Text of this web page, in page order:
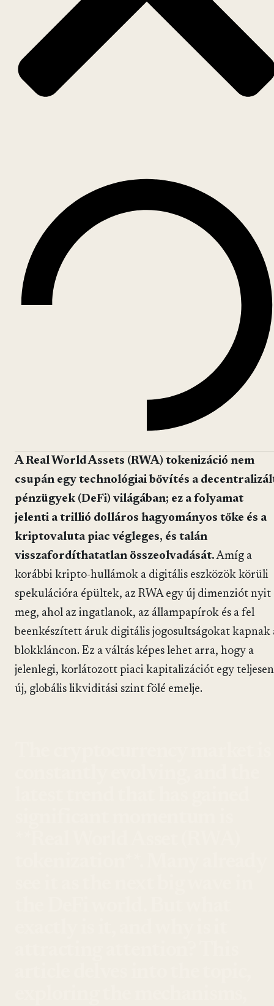
A Real World Assets (RWA) tokenizáció nem
csupán egy technológiai bővítés a
pénzügyek (DeFi) világában; ez a folyamat
jelenti a trillió dolláros hagyományos tőke és a
kriptovaluta piac végleges, és talán
visszafordíthatatlan összeolvadását.Amíg a
korábbi kripto-hullámok a digitális eszközök körüli
spekulációra épültek, az RWA egy új dimenziót nyit
meg, ahol az ingatlanok, az állampapírok és a fel
beenkészített áruk digitális jogosultságokat kapnak
blokkláncon. Ez a váltás képes lehet arra, hogy a
jelenlegi, korlátozott piaci kapitalizációt egy teljesen
új, globális likviditási szint fölé emelje.